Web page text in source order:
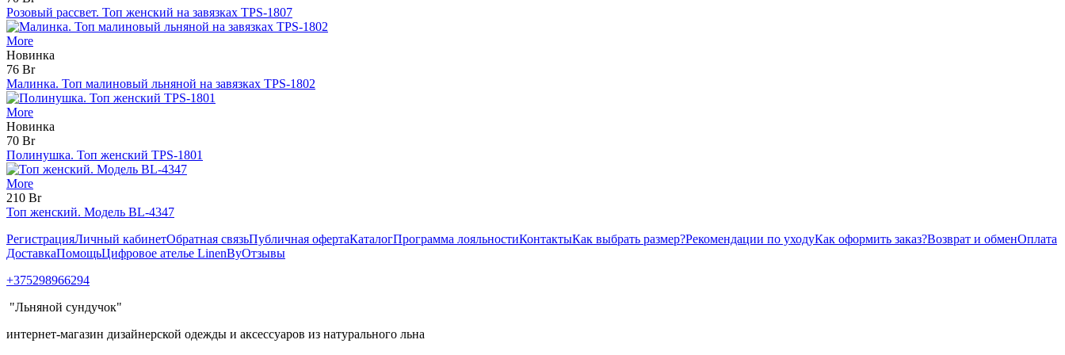
Розовый рассвет. Топ женский на завязках TPS-1807
More
Новинка
76 Br
Малинка. Топ малиновый льняной на завязках TPS-1802
More
Новинка
70 Br
Полинушка. Топ женский TPS-1801
More
210 Br
Топ женский. Модель BL-4347
РегистрацияЛичный кабинетОбратная связьПубличная офертаКаталогПрограмма лояльностиКонтактыКак выбрать размер?Рекомендации по уходуКак оформить заказ?Возврат и обменОплата
ДоставкаПомощьЦифровое ателье LinenByОтзывы
+375298966294
"Льняной сундучок"
интернет-магазин дизайнерской одежды и аксессуаров из натурального льна